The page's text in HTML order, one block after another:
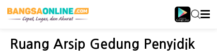
Home Jawa Timur
Ruang Arsip Gedung Penyidik